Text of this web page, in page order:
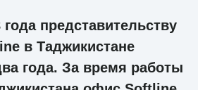
представительству
в Таджикистане
года. За время работы